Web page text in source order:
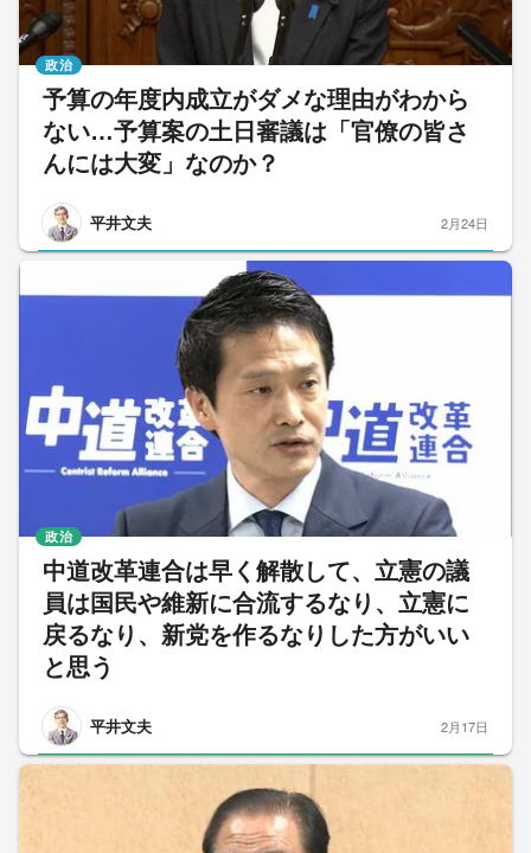
予算の年度内成立がダメな理由がわから
ない…予算案の土日審議は「官僚の皆さ
んには大変」なのか？
平井文夫
政治
2月24日
中道改革連合は早く解散して、立憲の議
員は国民や維新に合流するなり、立憲に
戻るなり、新党を作るなりした方がいい
と思う
平井文夫
政治
2月17日